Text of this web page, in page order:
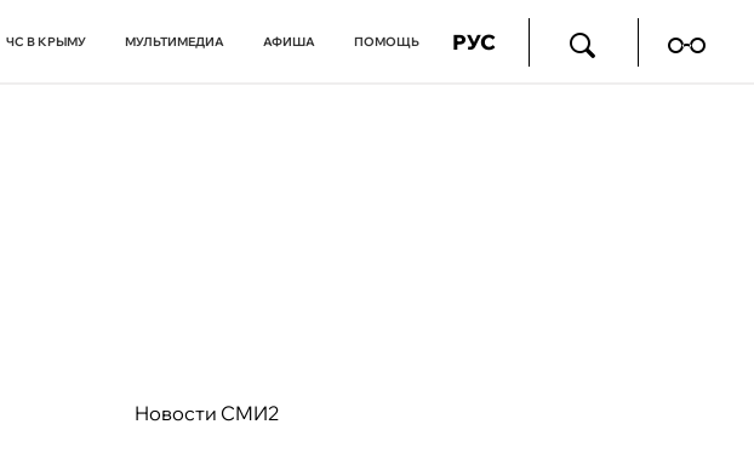
ЧС В КРЫМУ МУЛЬТИМЕДИА АФИША ПОМОЩЬ РУС
Новости СМИ2